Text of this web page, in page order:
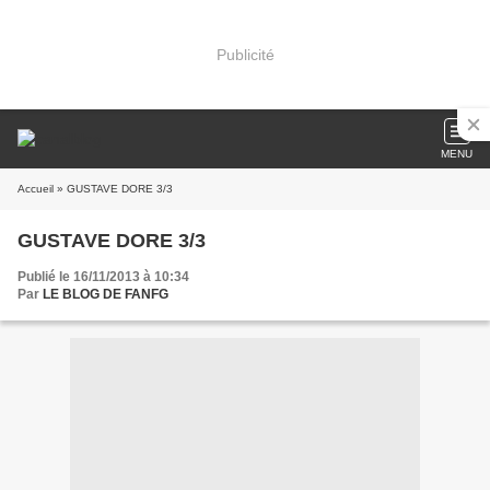
Publicité
MENU
Accueil » GUSTAVE DORE 3/3
GUSTAVE DORE 3/3
Publié le 16/11/2013 à 10:34
Par LE BLOG DE FANFG